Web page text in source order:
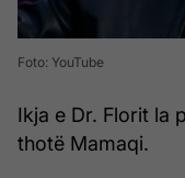
Foto: YouTube
Ikja e Dr. Florit la
thotë Mamaqi.